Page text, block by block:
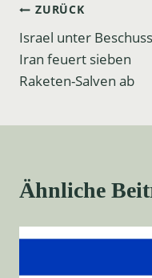
Beitrags-
Navigation
ZURÜCK
Israel unter
Iran feuert sieben
Raketen-Salven ab
Ähnliche